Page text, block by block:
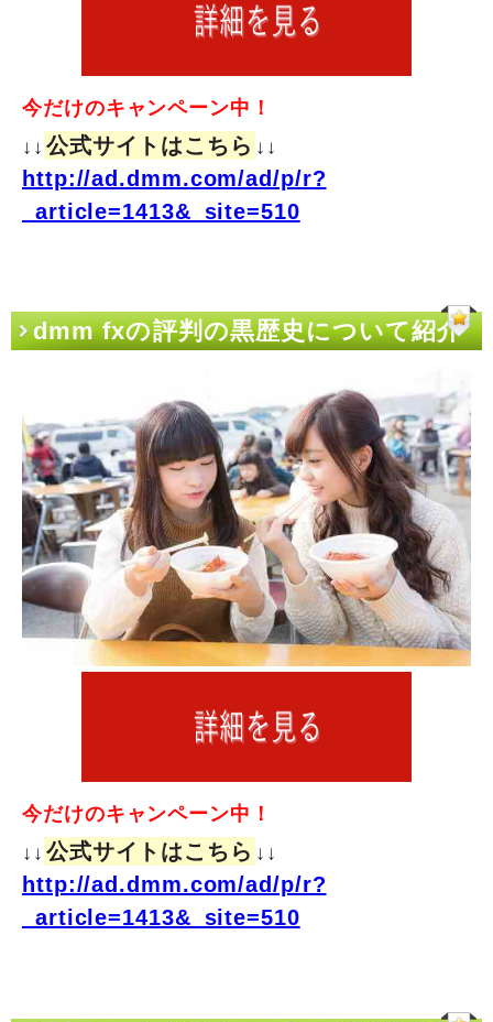
今だけのキャンペーン中！
↓↓ 公式サイトはこちら ↓↓
http://ad.dmm.com/ad/p/r?
_article=1413&_site=510
dmm fxの評判の黒歴史について紹介
今だけのキャンペーン中！
↓↓ 公式サイトはこちら ↓↓
http://ad.dmm.com/ad/p/r?
_article=1413&_site=510